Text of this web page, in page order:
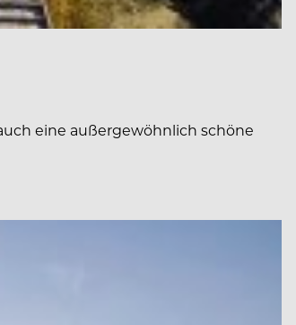
eine außergewöhnlich schöne